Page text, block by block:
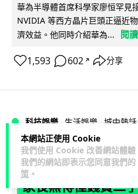
本網站正使用 Cookie
我們使用 Cookie 改善網站體驗
我們的網站即表示您同意我們的
策 。
華為半導體首席科學家廖恒罕見
NVIDIA 等西方晶片巨頭正逼近
濟效益。他同時介紹華為...
閱
1,593 602 ↗ 分享
科技娛樂 生活娛樂 城中熱話
Lawton 2 日
家長無得慳錢買二